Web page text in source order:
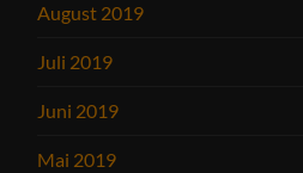
August 2019
Juli 2019
Juni 2019
Mai 2019